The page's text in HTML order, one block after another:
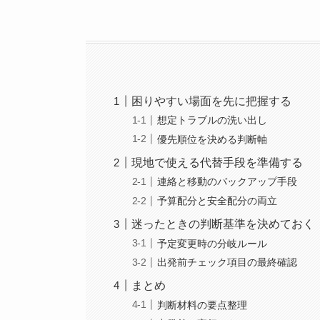
困りやすい場面を先に把握する
想定トラブルの洗い出し
優先順位を決める判断軸
現地で使える代替手段を準備する
連絡と移動のバックアップ手段
予算配分と安全配分の両立
迷ったときの判断基準を決めておく
予定変更時の分岐ルール
出発前チェック項目の最終確認
まとめ
判断材料の要点整理